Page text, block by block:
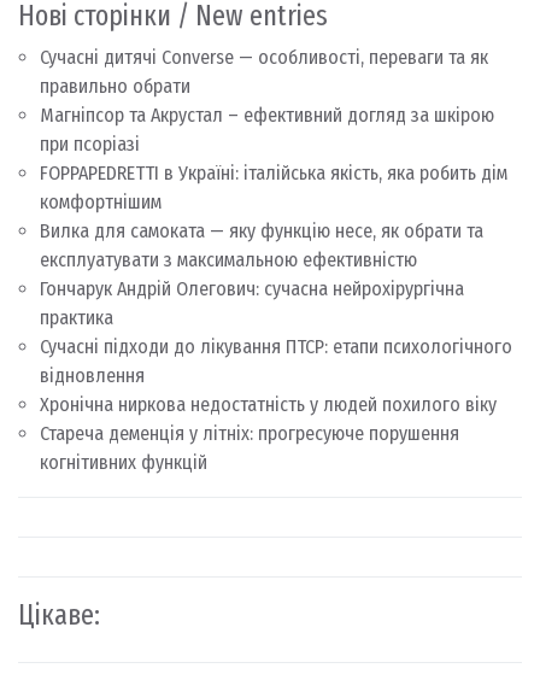
Нові сторінки / New entries
Сучасні дитячі Converse — особливості, переваги та як
правильно обрати
Магніпсор та Акрустал – ефективний догляд за шкірою
при псоріазі
FOPPAPEDRETTI в Україні: італійська якість, яка робить дім
комфортнішим
Вилка для самоката — яку функцію несе, як обрати та
експлуатувати з максимальною ефективністю
Гончарук Андрій Олегович: сучасна нейрохірургічна
практика
Сучасні підходи до лікування ПТСР: етапи психологічного
відновлення
Хронічна ниркова недостатність у людей похилого віку
Стареча деменція у літніх: прогресуюче порушення
когнітивних функцій
Цікаве: